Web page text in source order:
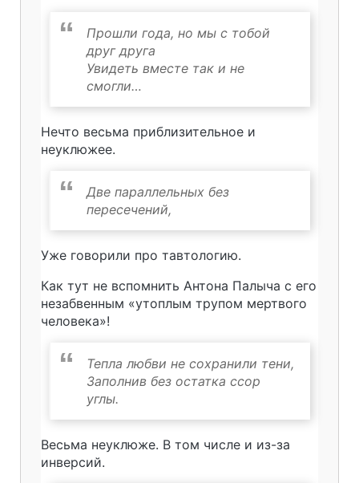
Прошли года, но мы с тобой
друг друга
Увидеть вместе так и не
смогли…
Нечто весьма приблизительное и
неуклюжее.
Две параллельных без
пересечений,
Уже говорили про тавтологию.
Как тут не вспомнить Антона Палыча с его
незабвенным «утоплым трупом мертвого
человека»!
Тепла любви не сохранили тени,
Заполнив без остатка ссор
углы.
Весьма неуклюже. В том числе и из-за
инверсий.